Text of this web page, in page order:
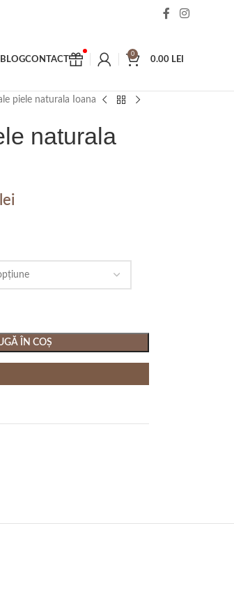
BLOGCONTACT
0
0.00 LEI
piele naturala Ioana
naturala
lei
ÎN COȘ